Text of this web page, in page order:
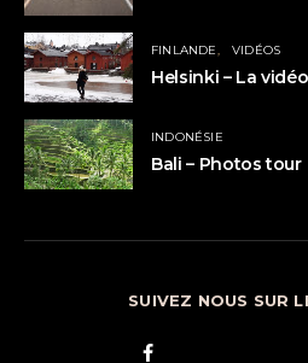
FINLANDE VIDÉOS
Helsinki – La vidéo
INDONÉSIE
Bali – Photos tour
SUIVEZ NOUS SUR